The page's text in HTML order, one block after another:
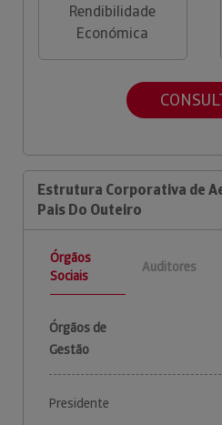
Rendibilidade
Económica
Estrutura Corporativa de
Pais Do Outeiro
Órgãos
Sociais
Auditores
Órgãos de
Gestão
Presidente